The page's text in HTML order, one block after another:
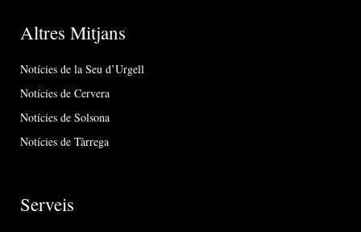
Altres Mitjans
Notícies de la Seu d’Urgell
Notícies de Cervera
Notícies de Solsona
Notícies de Tàrrega
Serveis